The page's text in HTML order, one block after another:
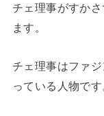
チェ理事がすか
ます。
チェ理事はファ
っている人物です